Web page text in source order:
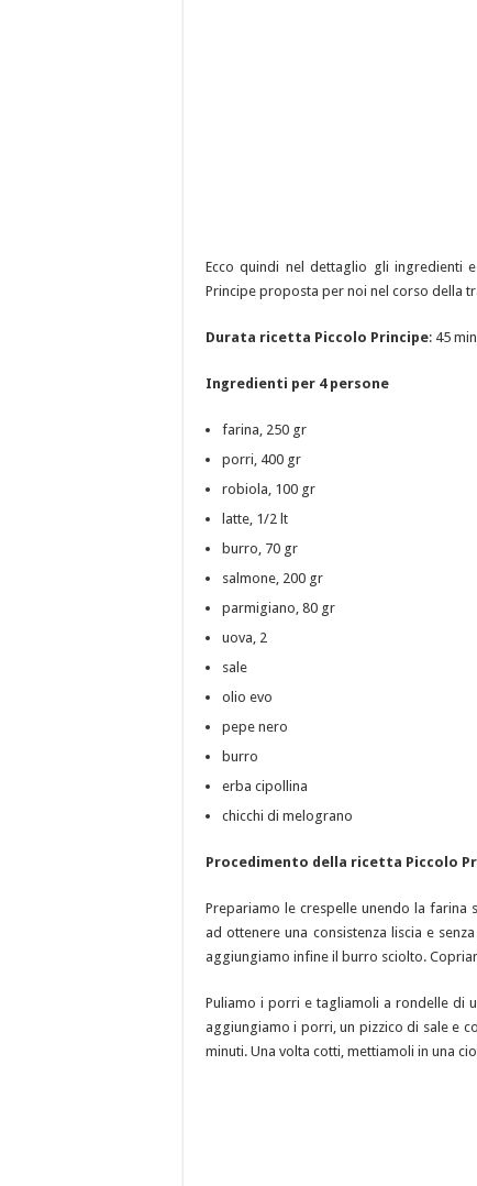
Ecco quindi nel dettaglio gli ingredienti
Principe proposta per noi nel corso della
Durata ricetta Piccolo Principe: 45 min
Ingredienti per 4 persone
farina, 250 gr
porri, 400 gr
robiola, 100 gr
latte, 1/2 lt
burro, 70 gr
salmone, 200 gr
parmigiano, 80 gr
uova, 2
sale
olio evo
pepe nero
burro
erba cipollina
chicchi di melograno
Procedimento della ricetta Piccolo
Prepariamo le crespelle unendo la farina
ad ottenere una consistenza liscia e
aggiungiamo infine il burro sciolto.
Puliamo i porri e tagliamoli a rondelle di
aggiungiamo i porri, un pizzico di sale e
minuti. Una volta cotti, mettiamoli in una